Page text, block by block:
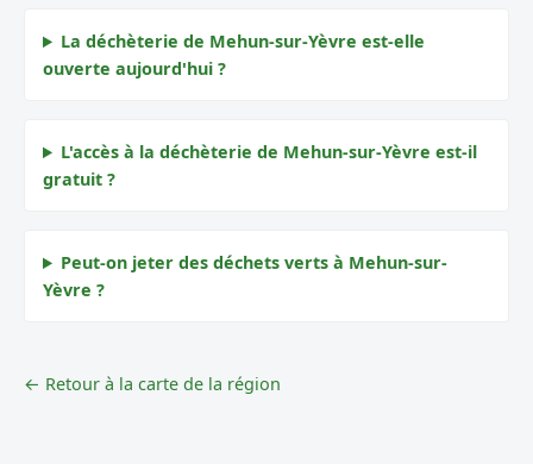
La déchèterie de Mehun-sur-Yèvre est-elle
ouverte aujourd'hui ?
L'accès à la déchèterie de Mehun-sur-Yèvre est-il
gratuit ?
Peut-on jeter des déchets verts à Mehun-sur-
Yèvre ?
← Retour à la carte de la région